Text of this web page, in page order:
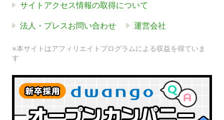
サイトアクセス情報の取得について
法人・プレスお問い合わせ 運営会社
※本サイトはアフィリエイトプログラムによる収益を得ていま
す